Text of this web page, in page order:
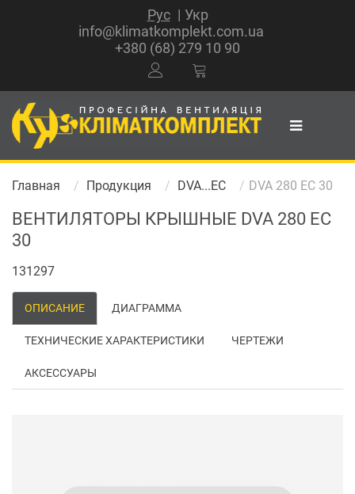
Рус
Укр
info@klimatkomplekt.com.ua
+380 (68) 279 10 90
Главная Продукция DVA...EC DVA 280 EC 30
ВЕНТИЛЯТОРЫ КРЫШНЫЕ DVA 280 EC
30
131297
ОПИСАНИЕ ДИАГРАММА
ТЕХНИЧЕСКИЕ ХАРАКТЕРИСТИКИ ЧЕРТЕЖИ
АКСЕССУАРЫ